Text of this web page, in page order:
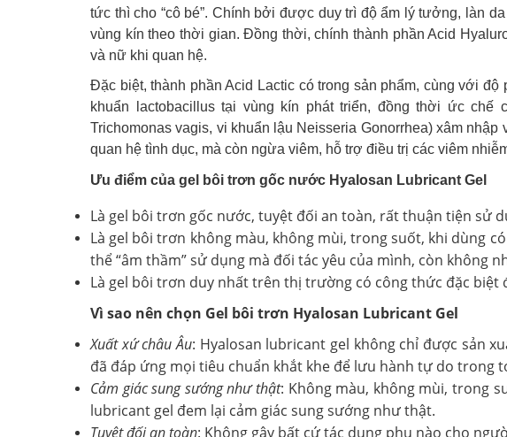
tức thì cho “cô bé”. Chính bởi được duy trì độ ẩm lý tưởng, làn
vùng kín theo thời gian. Đồng thời, chính thành phần Acid
và nữ khi quan hệ.
Đặc biệt, thành phần Acid Lactic có trong sản phẩm, cùng với
khuẩn lactobacillus tại vùng kín phát triển, đồng thời ức chế
Trichomonas vagis, vi khuẩn lậu Neisseria Gonorrhea) xâm
quan hệ tình dục, mà còn ngừa viêm, hỗ trợ điều trị các viêm
Ưu điểm của gel bôi trơn gốc nước Hyalosan Lubricant Gel
Là gel bôi trơn gốc nước, tuyệt đối an toàn, rất thuận tiện sử
Là gel bôi trơn không màu, không mùi, trong suốt, khi dùng
thể “âm thầm” sử dụng mà đối tác yêu của mình, còn không
Là gel bôi trơn duy nhất trên thị trường có công thức đặc biệt
Vì sao nên chọn Gel bôi trơn Hyalosan Lubricant Gel
Xuất xứ châu Âu: Hyalosan lubricant gel không chỉ được sản
đã đáp ứng mọi tiêu chuẩn khắt khe để lưu hành tự do trong
Cảm giác sung sướng như thật: Không màu, không mùi, trong
lubricant gel đem lại cảm giác sung sướng như thật.
Tuyệt đối an toàn: Không gây bất cứ tác dụng phụ nào cho